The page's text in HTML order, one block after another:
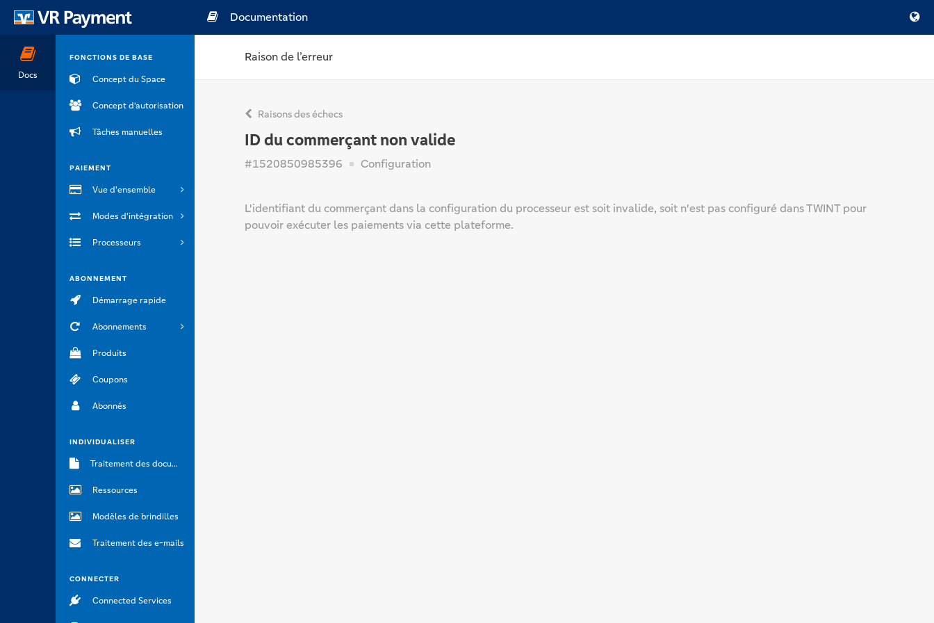
Docs
FONCTIONS DE BASE
Concept du Space
Concept d’autorisation
Tâches manuelles
PAIEMENT
Vue d'ensemble
Modes d'intégration
Processeurs
ABONNEMENT
Démarrage rapide
Abonnements
Produits
Coupons
Abonnés
INDIVIDUALISER
Traitement des documents
Ressources
Modèles de brindilles
Traitement des e-mails
CONNECTER
Connected Services
Documentation
Raison de l’erreur
Raisons des échecs
ID du commerçant non valide
#1520850985396 Configuration
L'identifiant du commerçant dans la configuration du processeur est soit invalide, soit n'est pas configuré dans TWINT pour
pouvoir exécuter les paiements via cette plateforme.